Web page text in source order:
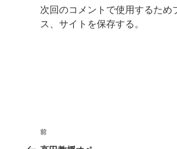
次回のコメントで使用するため
ス、サイトを保存する。
投
過
前